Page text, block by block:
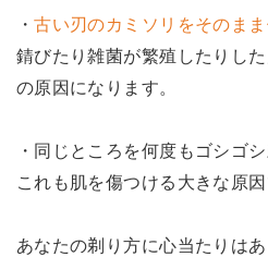
・古い刃のカミソリをそのま
錆びたり雑菌が繁殖したりし
の原因になります。
・同じところを何度もゴシゴ
これも肌を傷つける大きな原因
あなたの剃り方に心当たりは